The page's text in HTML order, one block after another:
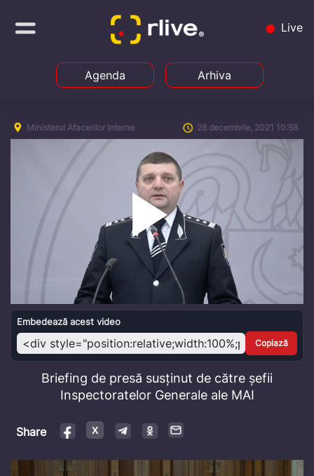
Live
Agenda Arhiva
Ministerul Afacerilor Interne 28 decembrie, 2021 10:58
Play
Video
Embedează acest video
Copiază
Briefing de presă susținut de către șefii
Inspectoratelor Generale ale MAI
Share